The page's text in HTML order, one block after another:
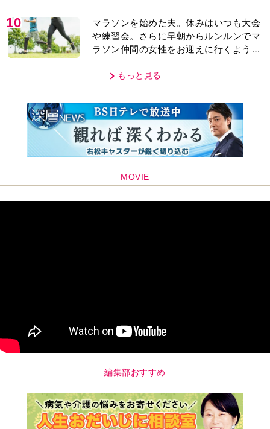
10
マラソンを始めた夫。休みはいつも大会
や練習会。さらに早朝からルンルンでマ
ラソン仲間の女性をお迎えに行くように
もっと見る
MOVIE
編集部おすすめ